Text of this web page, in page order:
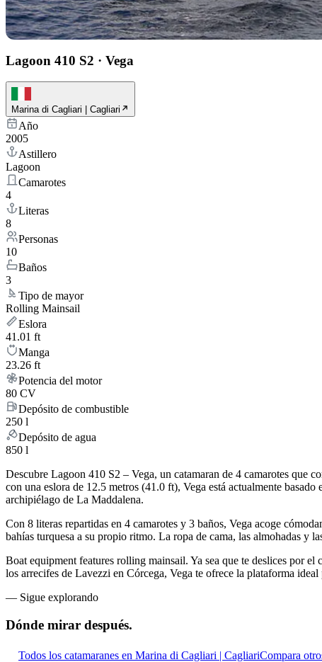
Lagoon 410 S2 · Vega
Marina di Cagliari | Cagliari
Año
2005
Astillero
Lagoon
Camarotes
4
Literas
8
Personas
10
Baños
3
Tipo de mayor
Rolling Mainsail
Eslora
41.01 ft
Manga
23.26 ft
Potencia del motor
80 CV
Depósito de combustible
250 l
Depósito de agua
850 l
Descubre Lagoon 410 S2 – Vega, un catamaran de 4 camarotes que
con una eslora de 12.5 metros (41.0 ft), Vega está actualmente
archipiélago de La Maddalena.
Con 8 literas repartidas en 4 camarotes y 3 baños, Vega acoge
bahías turquesa a su propio ritmo. La ropa de cama, las almohadas y
Boat equipment features rolling mainsail. Ya sea que te deslices por
los arrecifes de Lavezzi en Córcega, Vega te ofrece la plataforma
— Sigue explorando
Dónde mirar después.
Todos los catamaranes en Marina di Cagliari | CagliariCompara